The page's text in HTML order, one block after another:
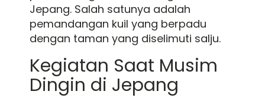
Jepang. Salah satunya adalah
pemandangan kuil yang berpadu
dengan taman yang diselimuti salju.
Kegiatan Saat Musim
Dingin di Jepang